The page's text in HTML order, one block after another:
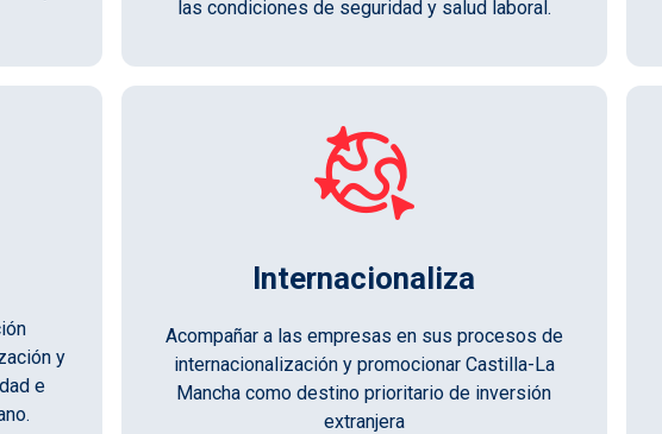
las condiciones de seguridad y salud laboral.
y
e
Internacionaliza
Acompañar a las empresas en sus procesos de
internacionalización y promocionar Castilla-La
Mancha como destino prioritario de inversión
extranjera